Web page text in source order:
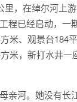
里，在绰尔河上
程已经启动，一
米、观景台184
米，新打水井一
亲河。她没有长